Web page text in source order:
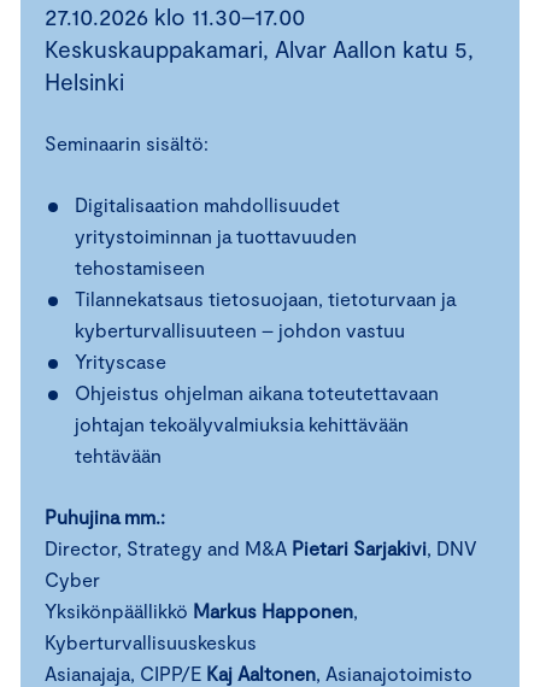
27.10.2026 klo 11.30–17.00
Keskuskauppakamari, Alvar Aallon katu 5,
Helsinki
Seminaarin sisältö:
Digitalisaation mahdollisuudet
yritystoiminnan ja tuottavuuden
tehostamiseen
Tilannekatsaus tietosuojaan, tietoturvaan ja
kyberturvallisuuteen – johdon vastuu
Yrityscase
Ohjeistus ohjelman aikana toteutettavaan
johtajan tekoälyvalmiuksia kehittävään
tehtävään
Puhujina mm.:
Director, Strategy and M&A Pietari Sarjakivi, DNV
Cyber
Yksikönpäällikkö Markus Happonen,
Kyberturvallisuuskeskus
Asianajaja, CIPP/E Kaj Aaltonen, Asianajotoimisto